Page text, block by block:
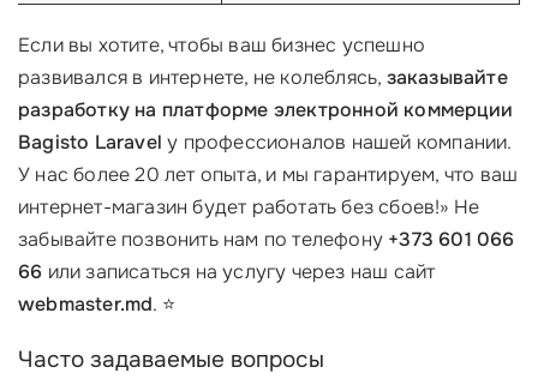
Если вы хотите, чтобы ваш бизнес успешно
развивался в интернете, не колеблясь, заказывайте
разработку на платформе электронной коммерции
Bagisto Laravel у профессионалов нашей компании.
У нас более 20 лет опыта, и мы гарантируем, что ваш
интернет-магазин будет работать без сбоев!» Не
забывайте позвонить нам по телефону +373 601 066
66 или записаться на услугу через наш сайт
webmaster.md. ⭐
Часто задаваемые вопросы